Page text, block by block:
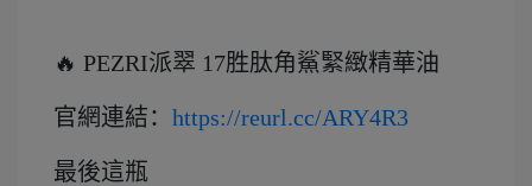
🔥 PEZRI派翠 17胜肽角鯊緊緻精華油
官網連結： https://reurl.cc/ARY4R3
最後這瓶